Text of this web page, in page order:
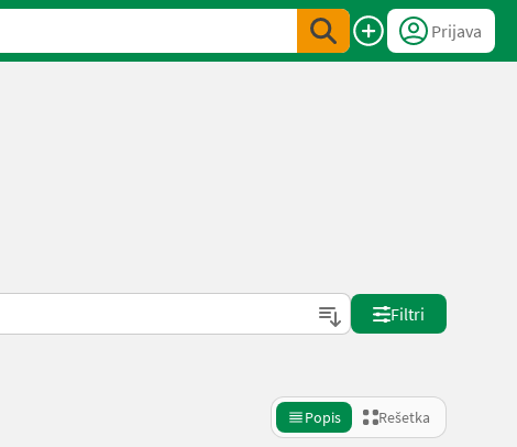
Prijava
Filtri
Popis Rešetka